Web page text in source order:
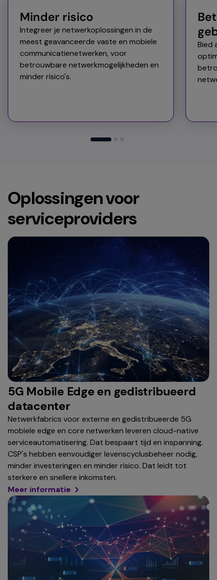
Minder risico​​
Integreer je netwerkoplossingen in de
meest geavanceerde vaste en mobiele
communicatienetwerken, voor
betrouwbare netwerkmogelijkheden en
minder risico's. ​
Bied
Oplossingen voor
serviceproviders
5G Mobile Edge en gedistribueerd
datacenter
Netwerkfabrics voor externe en gedistribueerde 5G
mobiele edge en core netwerken leveren cloud-native
serviceautomatisering. Dat bespaart tijd en inspanning.
CSP's hebben eenvoudiger levenscyclusbeheer nodig,
minder investeringen en minder risico. Dat leidt tot
sterkere en snellere inkomsten.
Meer informatie